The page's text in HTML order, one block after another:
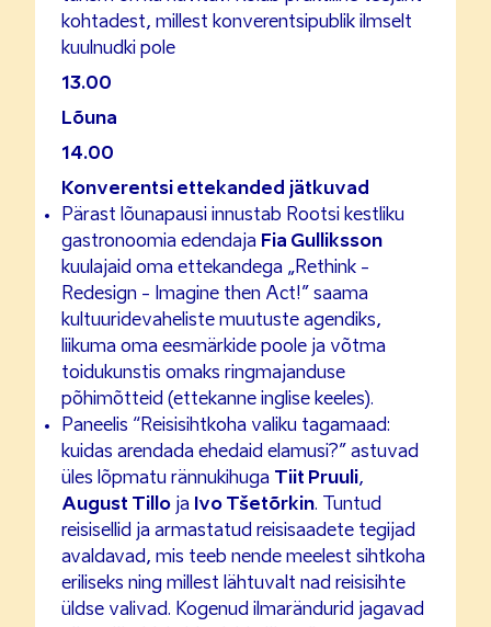
kohtadest, millest konverentsipublik ilmselt
kuulnudki pole
13.00
Lõuna
14.00
Konverentsi ettekanded jätkuvad
Pärast lõunapausi innustab Rootsi kestliku
gastronoomia edendaja Fia Gulliksson
kuulajaid oma ettekandega „Rethink -
Redesign - Imagine then Act!” saama
kultuuridevaheliste muutuste agendiks,
liikuma oma eesmärkide poole ja võtma
toidukunstis omaks ringmajanduse
põhimõtteid (ettekanne inglise keeles).
Paneelis “Reisisihtkoha valiku tagamaad:
kuidas arendada ehedaid elamusi?” astuvad
üles lõpmatu rännukihuga
Tiit Pruuli,
August Tillo ja Ivo Tšetõrkin. Tuntud
reisisellid ja armastatud reisisaadete tegijad
avaldavad, mis teeb nende meelest sihtkoha
eriliseks ning millest lähtuvalt nad reisisihte
üldse valivad. Kogenud ilmarändurid jagavad